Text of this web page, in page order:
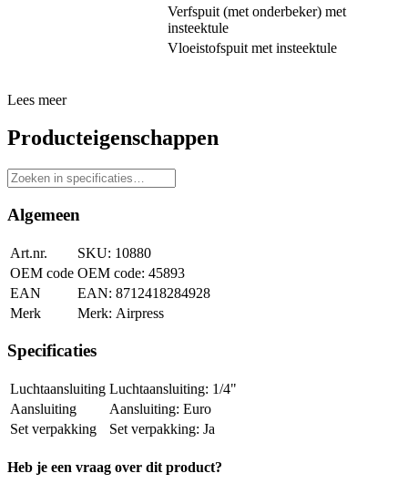
Verfspuit (met onderbeker) met
insteektule
Vloeistofspuit met insteektule
Lees meer
Producteigenschappen
Algemeen
Art.nr.
10880
OEM code
45893
EAN
8712418284928
Merk
Airpress
Specificaties
Luchtaansluiting
1/4"
Aansluiting
Euro
Set verpakking
Ja
Heb je een vraag over dit product?